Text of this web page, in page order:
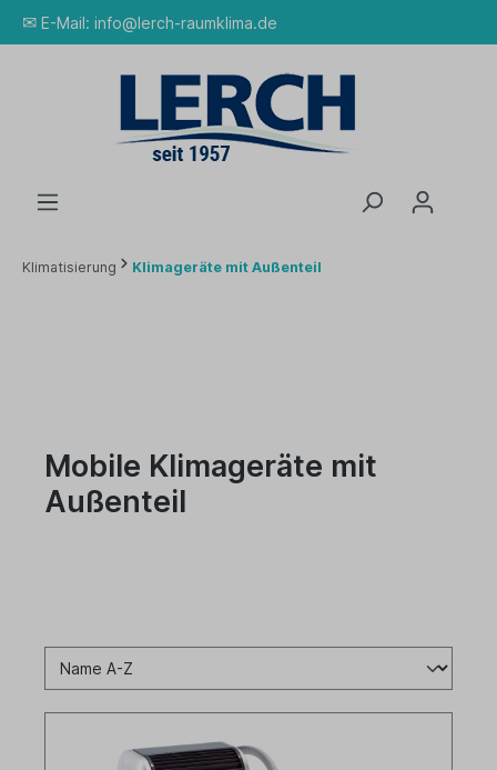
✉ E-Mail: info@lerch-raumklima.de
Klimatisierung Klimageräte mit Außenteil
Mobile Klimageräte mit
Außenteil